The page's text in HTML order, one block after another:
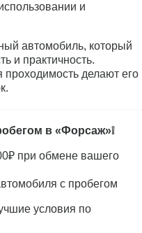
и
автомобиль, который
и практичность.
делают его
в «Форсаж»❕
при обмене вашего
с пробегом
условия по